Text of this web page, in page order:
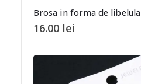
Brosa in forma de libelula
16.00 lei